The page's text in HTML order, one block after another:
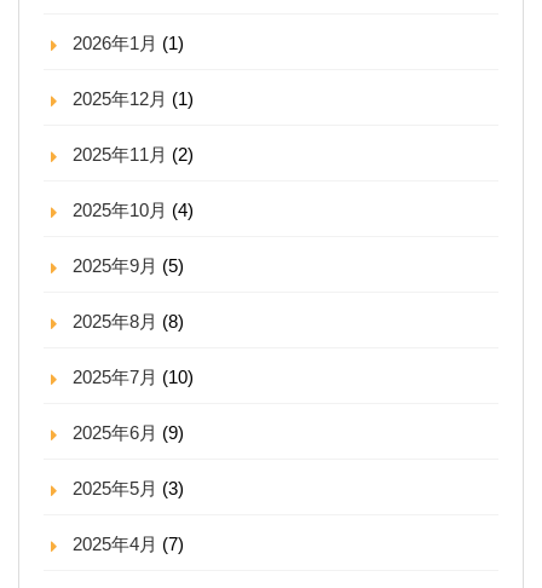
2026年1月 (1)
2025年12月 (1)
2025年11月 (2)
2025年10月 (4)
2025年9月 (5)
2025年8月 (8)
2025年7月 (10)
2025年6月 (9)
2025年5月 (3)
2025年4月 (7)